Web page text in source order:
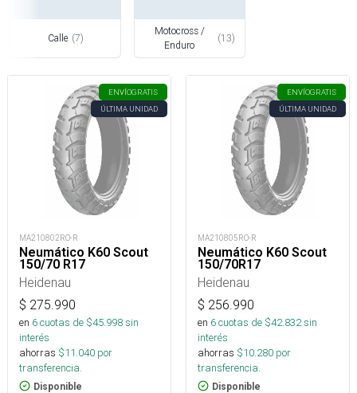
Calle (7)
Motocross /
Enduro
(13)
ENVÍOGRATIS
ÚLTIMA UNIDAD
MA210802RO-R
Neumático K60 Scout
150/70 R17
Heidenau
$ 275.990
en 6cuotas de $45.998sin
interés
ahorras $11.040 por
transferencia.
Disponible
ENVÍOGRATIS
ÚLTIMA UNIDAD
MA210805RO-R
Neumático K60 Scout
150/70R17
Heidenau
$ 256.990
en 6cuotas de $42.832sin
interés
ahorras $10.280 por
transferencia.
Disponible